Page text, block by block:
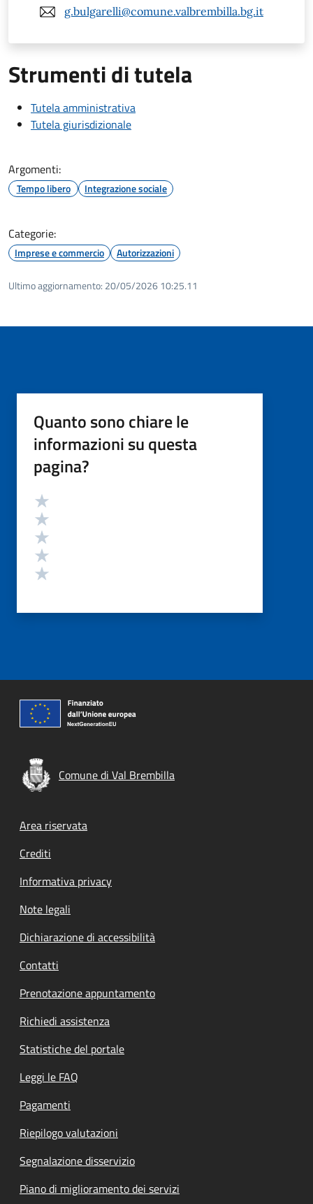
g.bulgarelli@comune.valbrembilla.bg.it
Strumenti di tutela
Tutela amministrativa
Tutela giurisdizionale
Argomenti:
Tempo libero Integrazione sociale
Categorie:
Imprese e commercio Autorizzazioni
Ultimo aggiornamento: 20/05/2026 10:25.11
Quanto sono chiare le
informazioni su questa
pagina?
Valutazione
Comune di Val Brembilla
Footer menu
Area riservata
Crediti
Informativa privacy
Note legali
Dichiarazione di accessibilità
Contatti
Prenotazione appuntamento
Richiedi assistenza
Statistiche del portale
Leggi le FAQ
Pagamenti
Riepilogo valutazioni
Segnalazione disservizio
Piano di miglioramento dei servizi